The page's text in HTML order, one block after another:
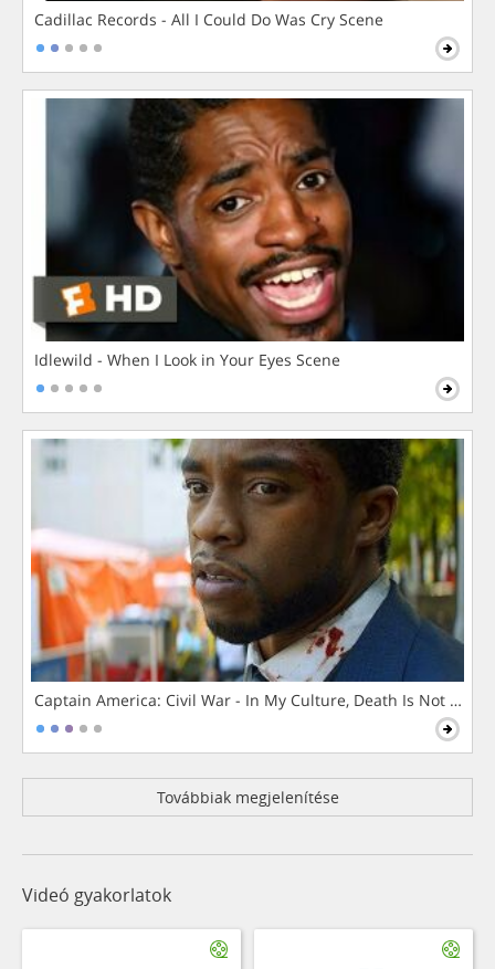
Cadillac Records - All I Could Do Was Cry Scene
Idlewild - When I Look in Your Eyes Scene
Captain America: Civil War - In My Culture, Death Is Not The
Továbbiak megjelenítése
Videó gyakorlatok